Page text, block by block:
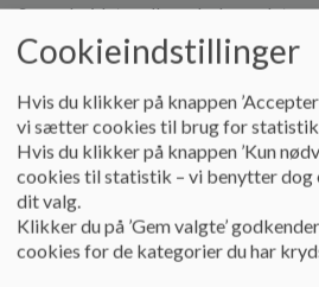
Samarbejdet mellem skole og det
bidrage til at opfylde de faglige
læringsmål sikre en varieret skoledag
mellem teori og praksis skal
bidrage til at fremme elevernes
Retningslinjer under princip
Samarbejdet mellem skolen og det
både bestå af aktiviteter i den
Cookieindstillinger
Hvis du klikker på knappen
vi sætter cookies til brug for
Hvis du klikker på knappen ’Kun
cookies til statistik – vi benytter dog
dit valg.
Klikker du på ’Gem valgte’
cookies for de kategorier du har